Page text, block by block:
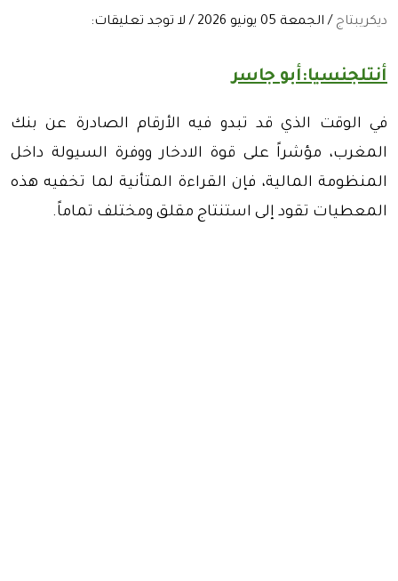
ديكريبتاج / الجمعة 05 يونيو 2026 / لا توجد تعليقات:
أنتلجنسيا:أبو جاسر
في الوقت الذي قد تبدو فيه الأرقام الصادرة عن بنك
المغرب، مؤشراً على قوة الادخار ووفرة السيولة داخل
المنظومة المالية، فإن القراءة المتأنية لما تخفيه هذه
المعطيات تقود إلى استنتاج مقلق ومختلف تماماً.